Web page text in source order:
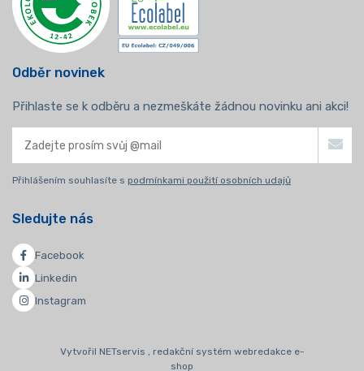
Odběr novinek
Přihlaste se k odběru a nezmeškáte žádnou novinku ani akci!
Přihlášením souhlasíte s podmínkami použití osobních udajů
Sledujte nás
Facebook
Linkedin
Instagram
Vytvořil NETservis , redakční systém webredakce e-
shop